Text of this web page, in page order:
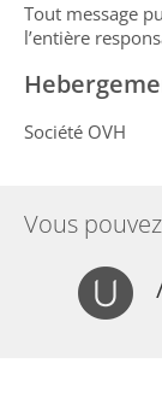
Tout message
l’entière
Société OVH
Vous